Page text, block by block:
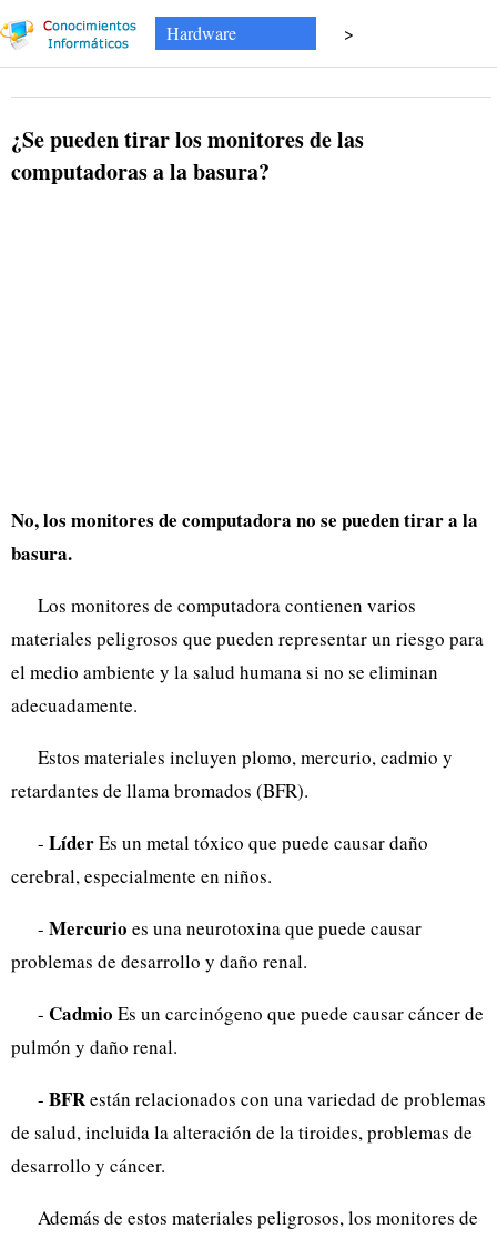
Hardware >
¿Se pueden tirar los monitores de las
computadoras a la basura?
No, los monitores de computadora no se pueden tirar a la
basura.
Los monitores de computadora contienen varios
materiales peligrosos que pueden representar un riesgo para
el medio ambiente y la salud humana si no se eliminan
adecuadamente.
Estos materiales incluyen plomo, mercurio, cadmio y
retardantes de llama bromados (BFR).
- LíderEs un metal tóxico que puede causar daño
cerebral, especialmente en niños.
- Mercurio es una neurotoxina que puede causar
problemas de desarrollo y daño renal.
- Cadmio Es un carcinógeno que puede causar cáncer de
pulmón y daño renal.
- BFRestán relacionados con una variedad de problemas
de salud, incluida la alteración de la tiroides, problemas de
desarrollo y cáncer.
Además de estos materiales peligrosos, los monitores de